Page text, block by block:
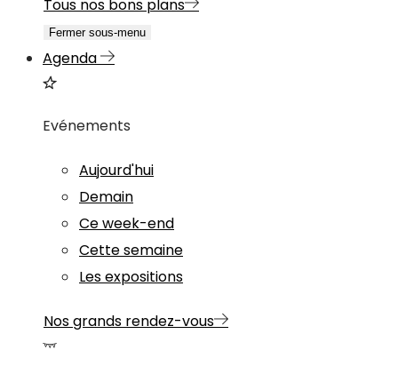
Tous nos bons plans
Fermer sous-menu
Agenda
Evénements
Aujourd'hui
Demain
Ce week-end
Cette semaine
Les expositions
Nos grands rendez-vous